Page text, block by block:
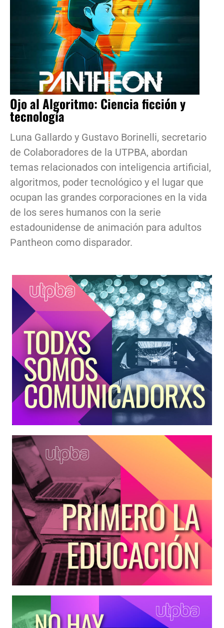
Ojo al Algoritmo: Ciencia ficción y
tecnología
Luna Gallardo y Gustavo Borinelli, secretario
de Colaboradores de la UTPBA, abordan
temas relacionados con inteligencia artificial,
algoritmos, poder tecnológico y el lugar que
ocupan las grandes corporaciones en la vida
de los seres humanos con la serie
estadounidense de animación para adultos
Pantheon como disparador.